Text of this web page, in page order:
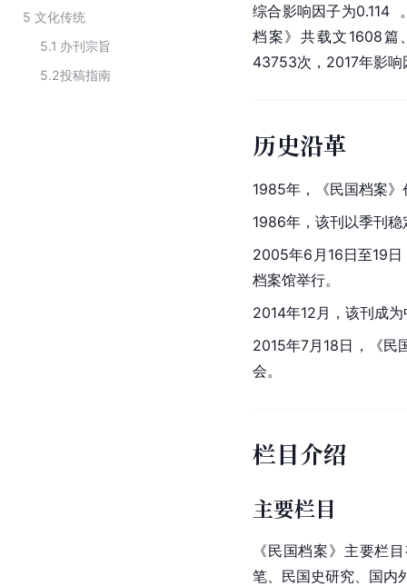
5 文化传统
5.1 办刊宗旨
5.2投稿指南
综合影响因子为0.114
档案》共载文1608
43753次，2017年影响
历史沿革
1985年，《民国档案》
1986年，该刊以季刊稳
2005年6月16日至19
档案馆举行。
2014年12月，该刊成
2015年7月18日，《民
会。
栏目介绍
主要栏目
《民国档案》主要栏
笔、民国史研究、国内